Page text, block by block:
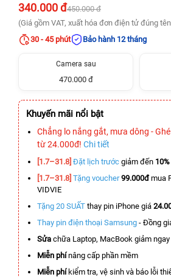
340.000 đ450.000 đ
(Giá gồm VAT, xuất hóa đơn điện tử đúng
30 - 45 phút
Bảo hành 12 tháng
Camera sau
470.000 đ
Khuyến mãi nổi bật
Chẳng lo nắng gắt, mưa dông -
từ 24.000đ! Chi tiết
[1.7–31.8] Đặt lịch trước giảm đến 10%
[1.7–31.8] Tặng voucher 99.000đmua
VIDVIE
Tặng 20 SUẤT thay pin iPhone giá
Thay pin điện thoại Samsung - Đồng
Sửa chữa Laptop, MacBook giảm ngay
Miễn phínâng cấp phần mềm
Miễn phíkiểm tra, vệ sinh và báo lỗi